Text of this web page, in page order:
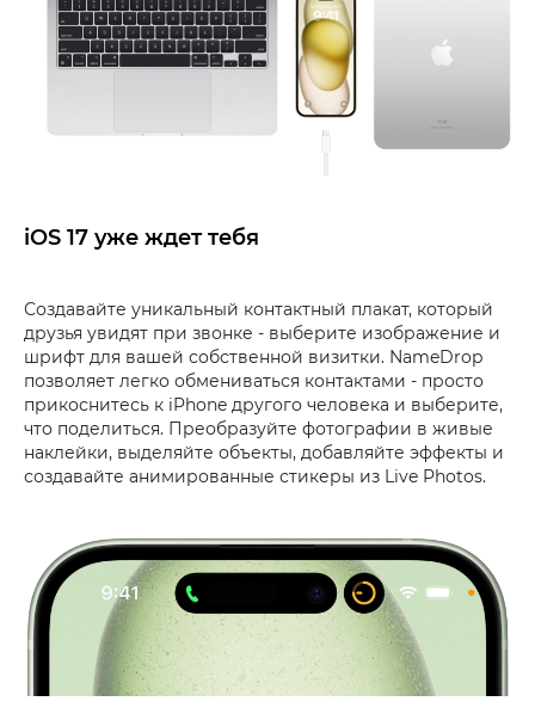
iOS 17 уже ждет тебя
Создавайте уникальный контактный плакат, который
друзья увидят при звонке - выберите изображение и
шрифт для вашей собственной визитки. NameDrop
позволяет легко обмениваться контактами - просто
прикоснитесь к iPhone другого человека и выберите,
что поделиться. Преобразуйте фотографии в живые
наклейки, выделяйте объекты, добавляйте эффекты и
создавайте анимированные стикеры из Live Photos.